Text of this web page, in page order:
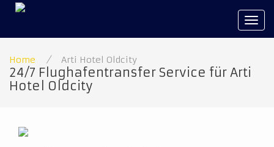
Home / Arti Hotel Oldcity
24/7 Flughafentransfer Service für Arti
Hotel Oldcity